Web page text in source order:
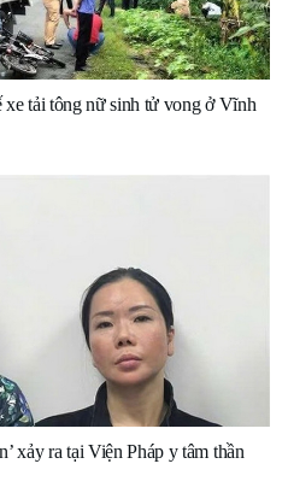
xe tải tông nữ sinh tử vong ở Vĩnh
xảy ra tại Viện Pháp y tâm thần